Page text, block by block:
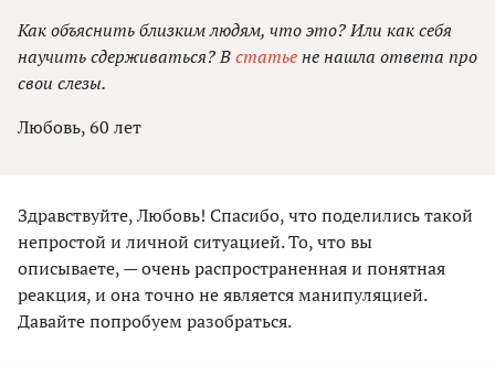
Как объяснить близким людям, что это? Или как себя
научить сдерживаться? Встатьене нашла ответа про
свои слезы.
Любовь, 60 лет
Здравствуйте, Любовь! Спасибо, что поделились такой
непростой и личной ситуацией. То, что вы
описываете, — очень распространенная и понятная
реакция, и она точно не является манипуляцией.
Давайте попробуем разобраться.